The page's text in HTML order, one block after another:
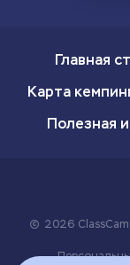
Главная
Карта
Полезная
2026